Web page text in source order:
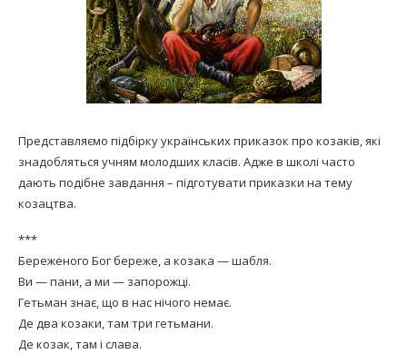
Представляємо підбірку українських приказок про козаків, які
знадобляться учням молодших класів. Адже в школі часто
дають подібне завдання – підготувати приказки на тему
козацтва.
***
Береженого Бог береже, а козака — шабля.
Ви — пани, а ми — запорожці.
Гетьман знає, що в нас нічого немає.
Де два козаки, там три гетьмани.
Де козак, там і слава.